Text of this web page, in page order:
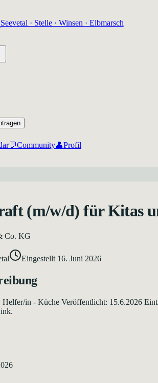
Seevetal · Stelle · Winsen · Elbmarsch
💬Community👤Profil
(m/w/d) für Kitas
Co. KG
Eingestellt 16. Juni 2026
Helfer/in - Küche Veröffentlicht: 15.6.2026